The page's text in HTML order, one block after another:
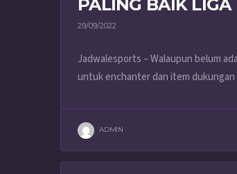
PALING BAIK
29/09/2022
Jadwalesports – Walaupun belum
untuk enchanter dan item
ADMIN